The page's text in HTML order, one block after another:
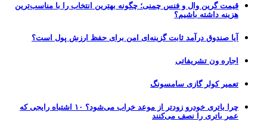
قیمت گرین وال و فنس چمنی؛ چگونه بهترین انتخاب را با مناسب‌ترین
هزینه داشته باشیم؟
آیا صندوق درآمد ثابت گزینه‌ای امن برای حفظ ارزش پول است؟
اجاره ون تشریفاتی
تعمیر کولر گازی سامسونگ
چرا باتری خودرو زودتر از موعد خراب می‌شود؟ ۱۰ اشتباه رایجی که
عمر باتری را نصف می‌کنند